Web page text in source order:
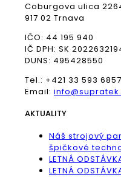
Coburgova ulica
917 02 Trnava
IČO: 44 195 940
IČ DPH: SK
DUNS: 495428550
Tel.: +421 33 593 6857
Email:
AKTUALITY
Náš strojový
špičkové
LETNÁ
LETNÁ